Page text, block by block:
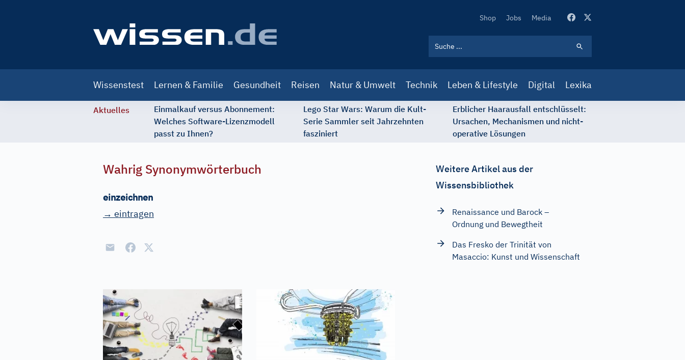
Secondary
Shop Jobs Media
navigation
Wissenstest Lernen & Familie Gesundheit Reisen Natur & Umwelt Technik Leben & Lifestyle Digital Lexika
Aktuelles
Einmalkauf versus Abonnement:
Welches Software-Lizenzmodell
passt zu Ihnen?
Lego Star Wars: Warum die Kult-
Serie Sammler seit Jahrzehnten
fasziniert
Erblicher Haarausfall entschlüsselt:
Ursachen, Mechanismen und nicht-
operative Lösungen
Wahrig Synonymwörterbuch
einzeichnen
→ eintragen
Weitere Artikel aus der
Wissensbibliothek
Renaissance und Barock –
Ordnung und Bewegtheit
Das Fresko der Trinität von
Masaccio: Kunst und Wissenschaft